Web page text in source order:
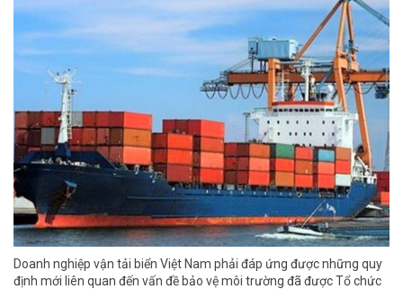
Doanh nghiệp vận tải biển Việt Nam phải đáp ứng được những quy
định mới liên quan đến vấn đề bảo vệ môi trường đã được Tổ chức